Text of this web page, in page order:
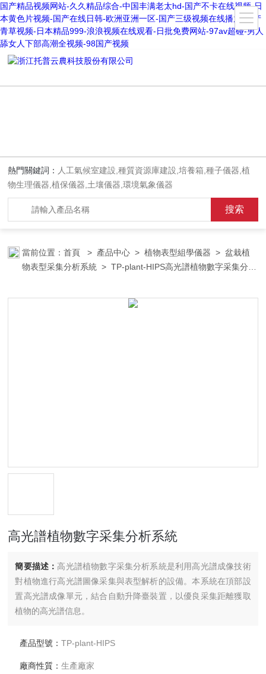
国产精品视频网站-久久精品综合-中国丰满老太hd-国产不卡在线视频-日
本黄色片视频-国产在线日韩-欧洲亚洲一区-国产三级视频在线播放-国产
青草视频-日本精品999-浪浪视频在线观看-日批免费网站-97av超碰-男人
舔女人下部高潮全视频-98国产视频
熱門關鍵詞： 人工氣候室建設,種質資源庫建設,培養箱,種子儀器,植
物生理儀器,植保儀器,土壤儀器,環境氣象儀器
當前位置：首頁 > 產品中心 >植物表型組學儀器 >盆栽植
物表型采集分析系統 > TP-plant-HIPS高光譜植物數字采集分析
高光譜植物數字采集分析系統
簡要描述： 高光譜植物數字采集分析系統是利用高光譜成像技術
對植物進行高光譜圖像采集與表型解析的設備。本系統在頂部設
置高光譜成像單元，結合自動升降臺裝置，以優良采集距離獲取
植物的高光譜信息。
產品型號：TP-plant-HIPS
廠商性質：生產廠家